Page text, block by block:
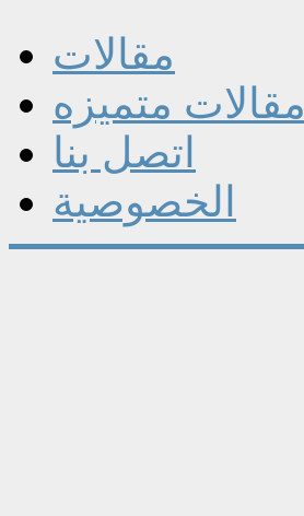
مقالات
مقالات متميزه
اتصل بنا
الخصوصية